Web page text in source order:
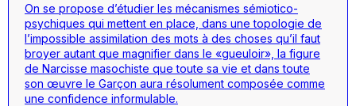
On se propose d’étudier les mécanismes sémiotico-
psychiques qui mettent en place, dans une topologie de
l’impossible assimilation des mots à des choses qu’il faut
broyer autant que magnifier dans le «gueuloir», la figure
de Narcisse masochiste que toute sa vie et dans toute
son œuvre le Garçon aura résolument composée comme
une confidence informulable.